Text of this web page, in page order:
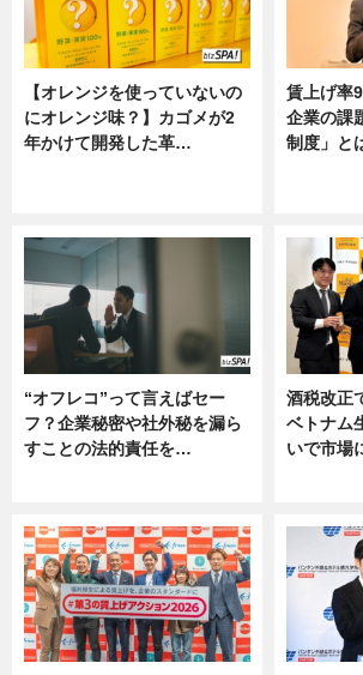
【オレンジを使っていないの
にオレンジ味？】カゴメが2
年かけて開発した革…
賃上げ率
企業の課
制度」と
“オフレコ”って言えばセー
フ？企業秘密や社外秘を漏ら
すことの法的責任を…
酒税改正
ベトナム
いで市場